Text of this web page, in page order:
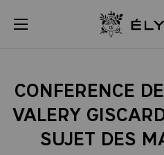
menu
CONFERENCE
VALERY
SUJET DES
Panneau de gestion des cookies